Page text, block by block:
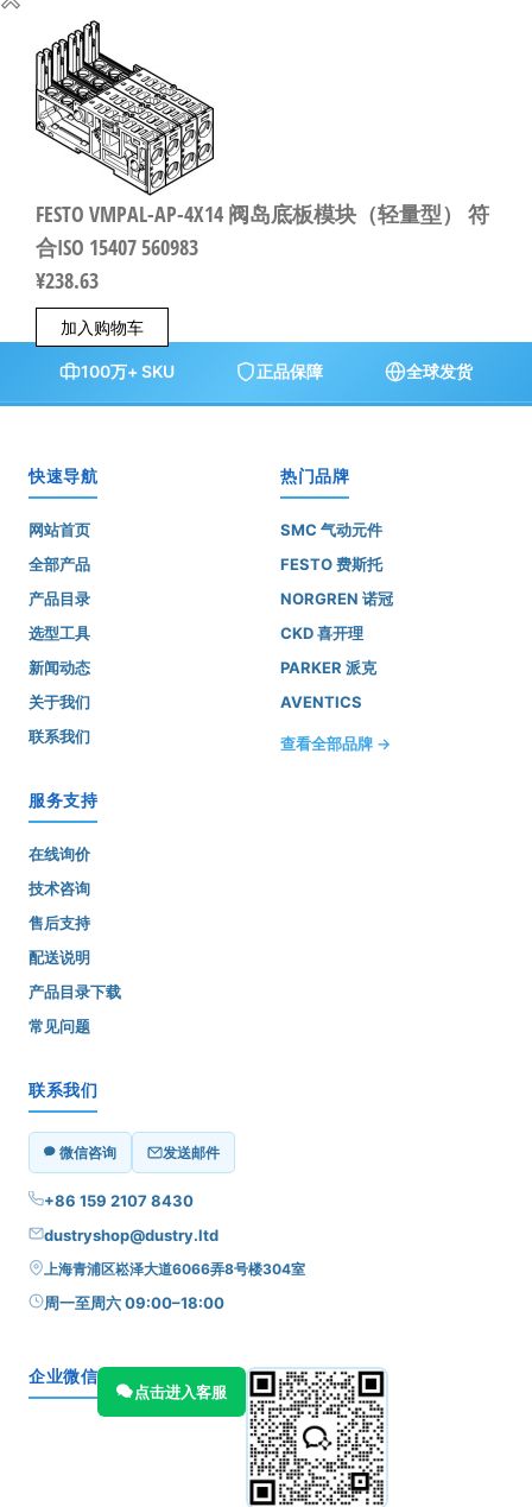
FESTO VMPAL-AP-4X14 阀岛底板模块（轻量型） 符
合ISO 15407 560983
¥238.63
加入购物车
100万+ SKU 正品保障 全球发货
快速导航
网站首页
全部产品
产品目录
选型工具
新闻动态
关于我们
联系我们
热门品牌
SMC 气动元件
FESTO 费斯托
NORGREN 诺冠
CKD 喜开理
PARKER 派克
AVENTICS
查看全部品牌 →
服务支持
在线询价
技术咨询
售后支持
配送说明
产品目录下载
常见问题
联系我们
微信咨询 发送邮件
+86 159 2107 8430
dustryshop@dustry.ltd
上海青浦区崧泽大道6066弄8号楼304室
周一至周六 09:00–18:00
企业微信
点击进入客服